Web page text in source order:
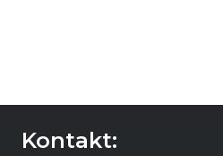
Kontakt: